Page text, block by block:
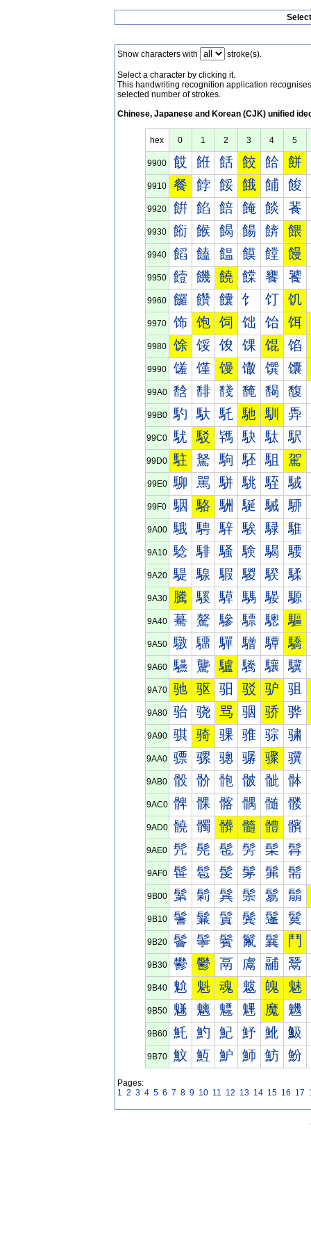
Show characters with stroke(s).
Select a character by clicking it.
This handwriting recognition application
selected number of strokes.
Chinese, Japanese and Korean (CJK) unified
hex 0 1 2 3 4 5
9900 餀 餁 餂 餃 餄 餅
9910 餐 餑 餒 餓 餔 餕
9920 餠 餡 餢 餣 餤 餥
9930 餰 餱 餲 餳 餴 餵
9940 饀 饁 饂 饃 饄 饅
9950 饐 饑 饒 饓 饔 饕
9960 饠 饡 饢 饣 饤 饥
9970 饰 饱 饲 饳 饴 饵
9980 馀 馁 馂 馃 馄 馅
9990 馐 馑 馒 馓 馔 馕
99A0 馠 馡 馢 馣 馤 馥
99B0 馰 馱 馲 馳 馴 馵
99C0 駀 駁 駂 駃 駄 駅
99D0 駐 駑 駒 駓 駔 駕
99E0 駠 駡 駢 駣 駤 駥
99F0 駰 駱 駲 駳 駴 駵
9A00 騀 騁 騂 騃 騄 騅
9A10 騐 騑 騒 験 騔 騕
9A20 騠 騡 騢 騣 騤 騥
9A30 騰 騱 騲 騳 騴 騵
9A40 驀 驁 驂 驃 驄 驅
9A50 驐 驑 驒 驓 驔 驕
9A60 驠 驡 驢 驣 驤 驥
9A70 驰 驱 驲 驳 驴 驵
9A80 骀 骁 骂 骃 骄 骅
9A90 骐 骑 骒 骓 骔 骕
9AA0 骠 骡 骢 骣 骤 骥
9AB0 骰 骱 骲 骳 骴 骵
9AC0 髀 髁 髂 髃 髄 髅
9AD0 髐 髑 髒 髓 體 髕
9AE0 髠 髡 髢 髣 髤 髥
9AF0 髰 髱 髲 髳 髴 髵
9B00 鬀 鬁 鬂 鬃 鬄 鬅
9B10 鬐 鬑 鬒 鬓 鬔 鬕
9B20 鬠 鬡 鬢 鬣 鬤 鬥
9B30 鬰 鬱 鬲 鬳 鬴 鬵
9B40 魀 魁 魂 魃 魄 魅
9B50 魐 魑 魒 魓 魔 魕
9B60 魠 魡 魢 魣 魤 魥
9B70 魰 魱 魲 魳 魴 魵
Pages:
1 2 3 4 5 6 7 8 9 10 11 12 13 14 15 16 17